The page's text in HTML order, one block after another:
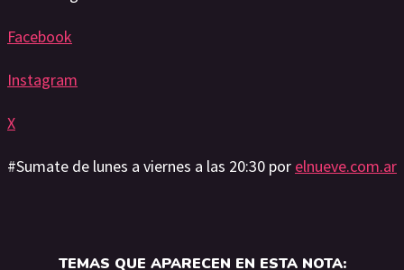
Facebook
Instagram
X
#Sumate de lunes a viernes a las 20:30 por elnueve.com.ar
TEMAS QUE APARECEN EN ESTA NOTA: